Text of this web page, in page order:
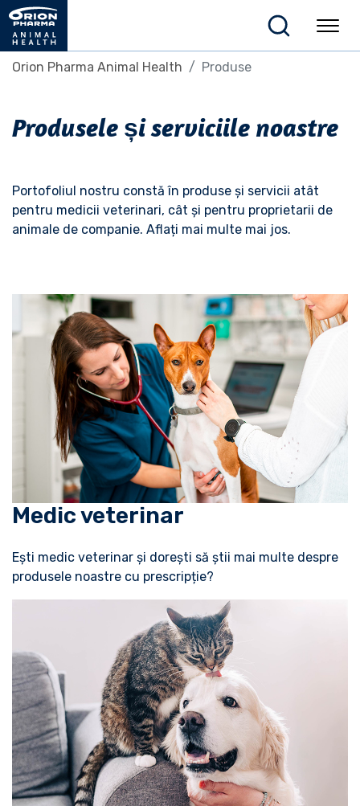
Orion Pharma Animal Health Produse
Produsele și serviciile noastre
Portofoliul nostru constă în produse și servicii atât
pentru medicii veterinari, cât și pentru proprietarii de
animale de companie. Aflați mai multe mai jos.
Medic veterinar
Ești medic veterinar și dorești să știi mai multe despre
produsele noastre cu prescripție?